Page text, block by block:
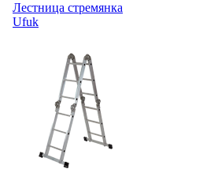
Лестница стремянка
Ufuk